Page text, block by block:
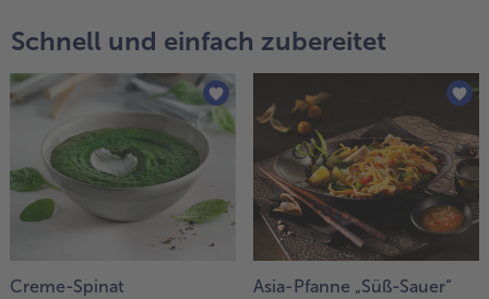
Schnell und einfach zubereitet
Creme-Spinat Asia-Pfanne „Süß-Sauer“